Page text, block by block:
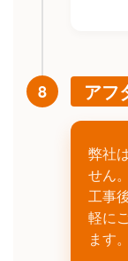
8 アフ
弊社
せん。
工事
軽に
ます。